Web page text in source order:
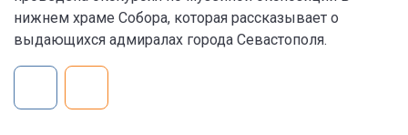
нижнем храме Собора, которая рассказывает о
выдающихся адмиралах города Севастополя.